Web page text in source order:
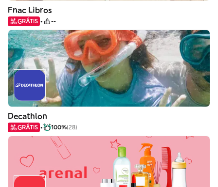
Fnac Libros
GRÁTIS --
Decathlon
GRÁTIS 100%(28)